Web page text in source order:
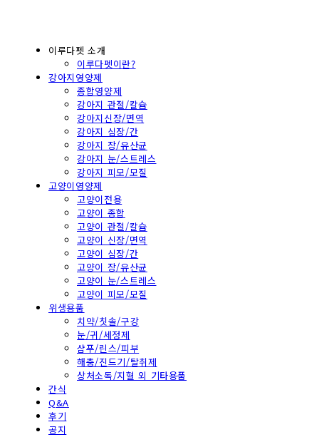
이루다펫 소개
이루다펫이란?
강아지영양제
종합영양제
강아지 관절/칼슘
강아지신장/면역
강아지 심장/간
강아지 장/유산균
강아지 눈/스트레스
강아지 피모/모질
고양이영양제
고양이전용
고양이 종합
고양이 관절/칼슘
고양이 신장/면역
고양이 심장/간
고양이 장/유산균
고양이 눈/스트레스
고양이 피모/모질
위생용품
치약/칫솔/구강
눈/귀/세정제
샴푸/린스/피부
해충/진드기/탈취제
상처소독/지혈 외 기타용품
간식
Q&A
후기
공지